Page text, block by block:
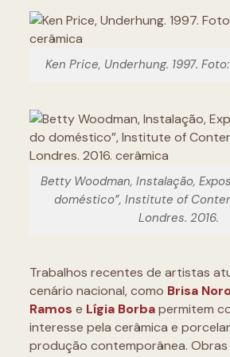
Ken Price, Underhung. 1997.
Betty Woodman, Instalação,
doméstico”, Institute of
Londres. 2016.
Trabalhos recentes de artistas
cenário nacional, como Brisa
Ramos e Lígia Borbapermitem
interesse pela cerâmica e
produção contemporânea. Obras